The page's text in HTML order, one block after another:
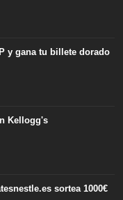
y gana tu billete dorado
Kellogg's
sortea 1000€